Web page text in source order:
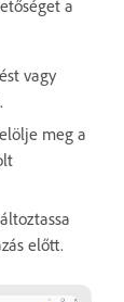
a
vagy
meg a
előtt.